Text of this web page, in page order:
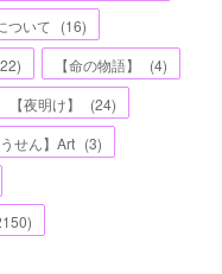
ついて (16)
22) 【命の物語】 (4)
【夜明け】 (24)
せん】Art (3)
)